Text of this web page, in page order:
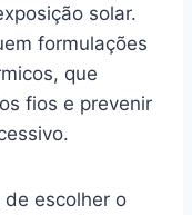
solar.
formulações
que
fios e prevenir
escolher o